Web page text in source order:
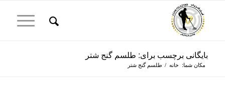
بایگانی برچسب برای: طلسم گنج شتر
مکان شما: خانه / طلسم گنج شتر